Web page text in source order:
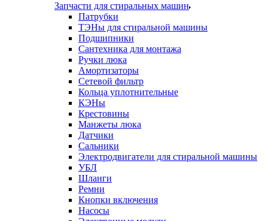
Запчасти для стиральных машин
Патрубки
ТЭНы для стиральной машины
Подшипники
Сантехника для монтажа
Ручки люка
Амортизаторы
Сетевой фильтр
Кольца уплотнительные
КЭНы
Крестовины
Манжеты люка
Датчики
Сальники
Электродвигатели для стиральной машины
УБЛ
Шланги
Ремни
Кнопки включения
Насосы